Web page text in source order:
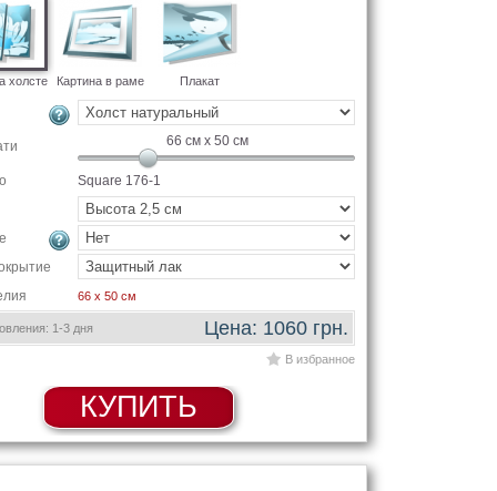
холсте Картина в раме Плакат
66 см x 50см
Square 176-1
66 x 50 см
1-3 дня Цена: 1060 грн.
В избранное
КУПИТЬ